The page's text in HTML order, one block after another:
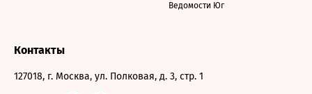
Ведомости Юг
Контакты
127018, г. Москва, ул. Полковая, д. 3, стр. 1